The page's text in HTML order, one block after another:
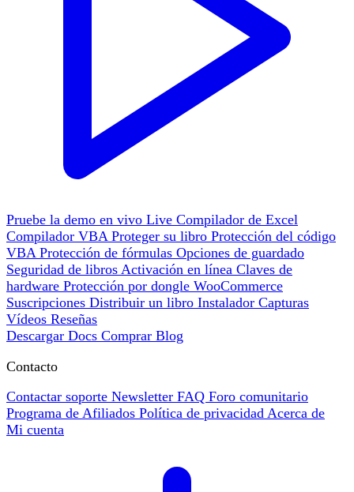
Pruebe la demo en vivo Live Compilador de Excel
Compilador VBA Proteger su libro Protección del código
VBA Protección de fórmulas Opciones de guardado
Seguridad de libros Activación en línea Claves de
hardware Protección por dongle WooCommerce
Suscripciones Distribuir un libro Instalador Capturas
Vídeos Reseñas
Descargar Docs Comprar Blog
Contacto
Contactar soporte Newsletter FAQ Foro comunitario
Programa de Afiliados Política de privacidad Acerca de
Mi cuenta